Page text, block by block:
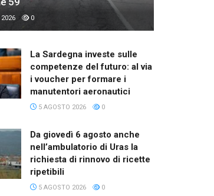
2026 0
La Sardegna investe sulle
competenze del futuro: al via
i voucher per formare i
manutentori aeronautici
5 AGOSTO 2026 0
Da giovedì 6 agosto anche
nell’ambulatorio di Uras la
richiesta di rinnovo di ricette
ripetibili
5 AGOSTO 2026 0